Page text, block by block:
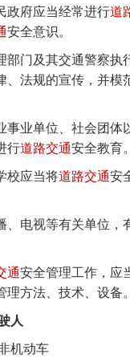
政府应当经常进行道
安全意识。
部门及其交通警察执
、法规的宣传，并模
事业单位、社会团体
行道路交通安全教育。
校应当将道路交通安
、电视等有关单位，
通安全管理工作，应
方法、技术、设备。
人
机动车